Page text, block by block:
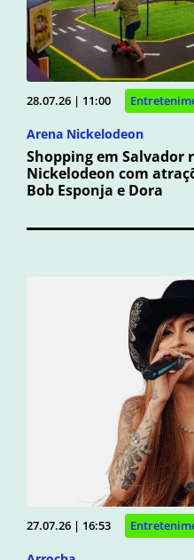
28.07.26 | 11:00
Arena Nickelodeon
Shopping em Salvador
Nickelodeon com
Bob Esponja e Dora
27.07.26 | 16:53